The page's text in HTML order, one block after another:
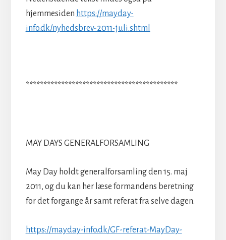
hjemmesiden https://mayday-
info.dk/nyhedsbrev-2011-juli.shtml
*******************************************
MAY DAYS GENERALFORSAMLING
May Day holdt generalforsamling den 15. maj
2011, og du kan her læse formandens beretning
for det forgange år samt referat fra selve dagen.
https://mayday-info.dk/GF-referat-MayDay-